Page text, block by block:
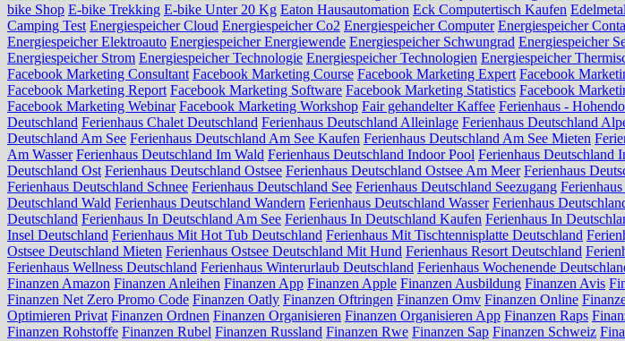
bike Shop E-bike Trekking E-bike Unter 20 Kg Eaton Hausautomation Eck Computertisch Kaufen
Camping Test Energiespeicher Cloud Energiespeicher Co2 Energiespeicher Computer Energiespeicher
Energiespeicher Elektroauto Energiespeicher Energiewende Energiespeicher Schwungrad Energiespeicher
Energiespeicher Strom Energiespeicher Technologie Energiespeicher Technologien Energiespeicher
Facebook Marketing Consultant Facebook Marketing Course Facebook Marketing Expert Facebook
Facebook Marketing Report Facebook Marketing Software Facebook Marketing Statistics Facebook
Facebook Marketing Webinar Facebook Marketing Workshop Fair gehandelter Kaffee Ferienhaus -
Deutschland Ferienhaus Chalet Deutschland Ferienhaus Deutschland Alleinlage Ferienhaus Deutschland
Deutschland Am See Ferienhaus Deutschland Am See Kaufen Ferienhaus Deutschland Am See Mieten
Am Wasser Ferienhaus Deutschland Im Wald Ferienhaus Deutschland Indoor Pool Ferienhaus Deutschland
Deutschland Ost Ferienhaus Deutschland Ostsee Ferienhaus Deutschland Ostsee Am Meer Ferienhaus
Ferienhaus Deutschland Schnee Ferienhaus Deutschland See Ferienhaus Deutschland Seezugang
Deutschland Wald Ferienhaus Deutschland Wandern Ferienhaus Deutschland Wasser Ferienhaus
Deutschland Ferienhaus In Deutschland Am See Ferienhaus In Deutschland Kaufen Ferienhaus In
Insel Deutschland Ferienhaus Mit Hot Tub Deutschland Ferienhaus Mit Tischtennisplatte Deutschland
Ostsee Deutschland Mieten Ferienhaus Ostsee Deutschland Mit Hund Ferienhaus Resort Deutschland
Ferienhaus Wellness Deutschland Ferienhaus Winterurlaub Deutschland Ferienhaus Wochenende
Finanzen Amazon Finanzen Anleihen Finanzen App Finanzen Apple Finanzen Ausbildung Finanzen Avis
Finanzen Net Zero Promo Code Finanzen Oatly Finanzen Oftringen Finanzen Omv Finanzen Online
Optimieren Privat Finanzen Ordnen Finanzen Organisieren Finanzen Organisieren App Finanzen Raps
Finanzen Rohstoffe Finanzen Rubel Finanzen Russland Finanzen Rwe Finanzen Sap Finanzen Schweiz